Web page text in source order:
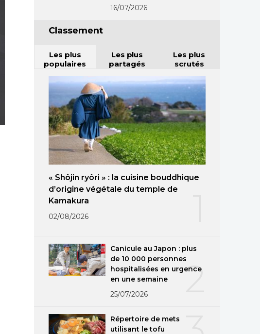
16/07/2026
Classement
Les plus
populaires
Les plus
partagés
Les plus
scrutés
« Shôjin ryôri » : la cuisine bouddhique
d’origine végétale du temple de
Kamakura
02/08/2026
2
Canicule au Japon : plus
de 10 000 personnes
hospitalisées en urgence
en une semaine
25/07/2026
Répertoire de mets
utilisant le tofu